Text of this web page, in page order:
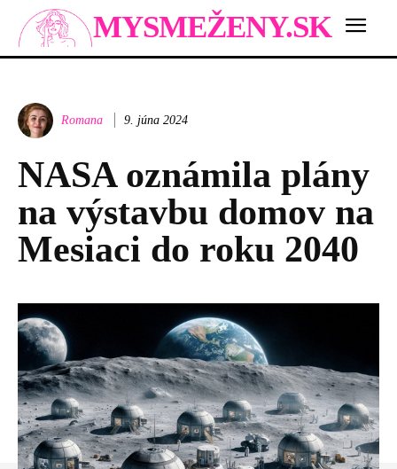
MYSMEŽENY.SK
Romana 9. júna 2024
NASA oznámila plány
na výstavbu domov na
Mesiaci do roku 2040